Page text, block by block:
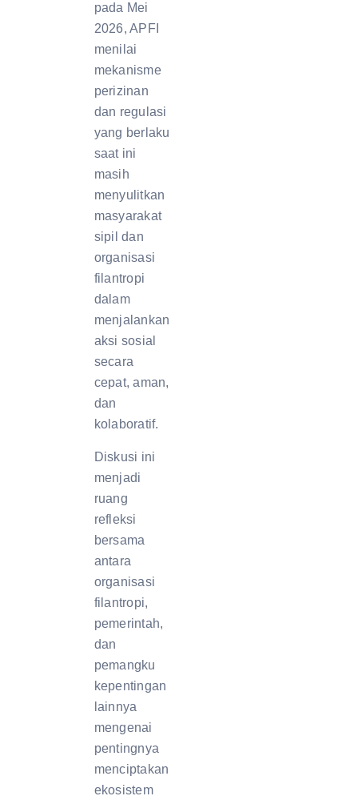
pada Mei
2026, APFI
menilai
mekanisme
perizinan
dan regulasi
yang berlaku
saat ini
masih
menyulitkan
masyarakat
sipil dan
organisasi
filantropi
dalam
menjalankan
aksi sosial
secara
cepat, aman,
dan
kolaboratif.
Diskusi ini
menjadi
ruang
refleksi
bersama
antara
organisasi
filantropi,
pemerintah,
dan
pemangku
kepentingan
lainnya
mengenai
pentingnya
menciptakan
ekosistem